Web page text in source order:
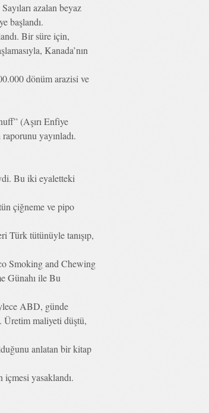
azalan beyaz
başlandı.
Bir süre için,
Kanada’nın
dönüm arazisi ve
(Aşırı Enfiye
yayınladı.
Bu iki eyaletteki
çiğneme ve pipo
Türk tütünüyle tanışıp,
Smoking and Chewing
Günahı ile Bu
ABD, günde
Üretim maliyeti düştü,
anlatan bir kitap
yasaklandı.